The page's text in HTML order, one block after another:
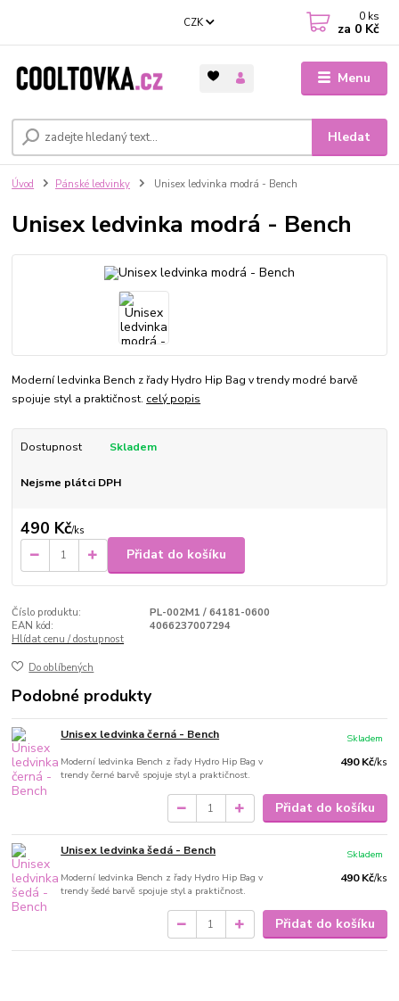
Menu
CZK
Hledat
0 ks
za 0 Kč
Úvod Pánské ledvinky Unisex ledvinka modrá - Bench
Unisex ledvinka modrá - Bench
Moderní ledvinka Bench z řady Hydro Hip Bag v trendy modré barvě
spojuje styl a praktičnost. celý popis
Dostupnost Skladem
Nejsme plátci DPH
490 Kč/ks
Přidat do košíku
Číslo produktu:
PL-002M1 / 64181-0600
EAN kód:
4066237007294
Hlídat cenu / dostupnost
Do oblíbených
Podobné produkty
Unisex ledvinka černá - Bench
Moderní ledvinka Bench z řady Hydro Hip Bag v
trendy černé barvě spojuje styl a praktičnost.
490 Kč/ks
Skladem
Přidat do košíku
Unisex ledvinka šedá - Bench
Moderní ledvinka Bench z řady Hydro Hip Bag v
trendy šedé barvě spojuje styl a praktičnost.
490 Kč/ks
Skladem
Přidat do košíku